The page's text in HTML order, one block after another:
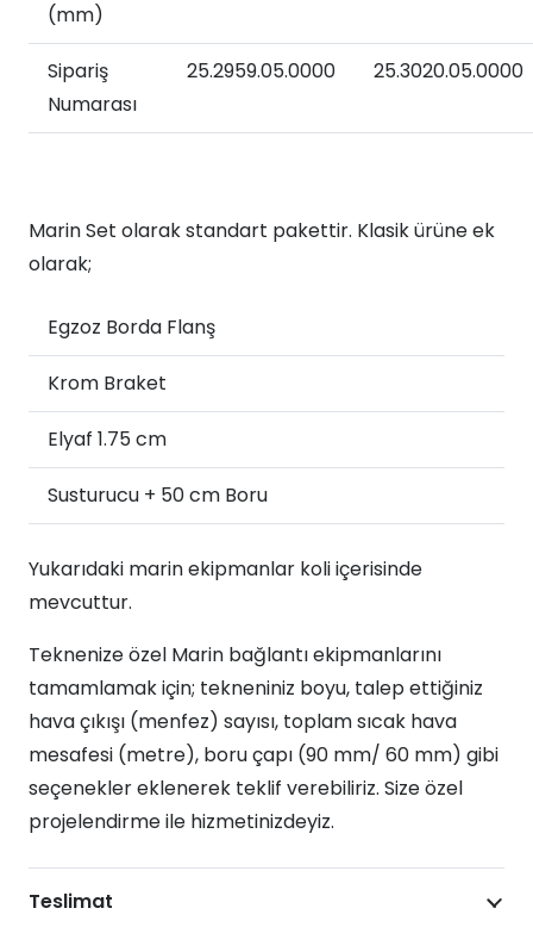
(mm)
Sipariş
Numarası
25.2959.05.0000 25.3020.05.0000
Marin Set olarak standart pakettir. Klasik ürüne ek
olarak;
Egzoz Borda Flanş
Krom Braket
Elyaf 1.75 cm
Susturucu + 50 cm Boru
Yukarıdaki marin ekipmanlar koli içerisinde
mevcuttur.
Teknenize özel Marin bağlantı ekipmanlarını
tamamlamak için; tekneniniz boyu, talep ettiğiniz
hava çıkışı (menfez) sayısı, toplam sıcak hava
mesafesi (metre), boru çapı (90 mm/ 60 mm) gibi
seçenekler eklenerek teklif verebiliriz. Size özel
projelendirme ile hizmetinizdeyiz.
Teslimat